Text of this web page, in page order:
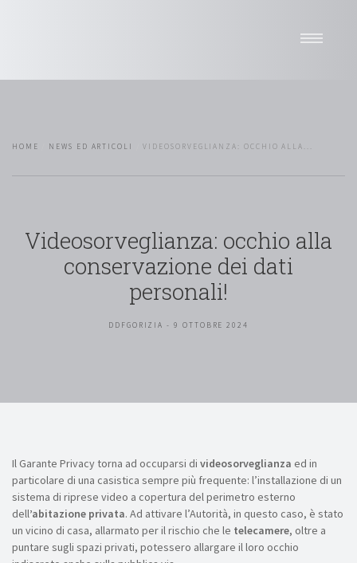
News
Pro bono
Selettore di lingua
HOME NEWS ED ARTICOLI VIDEOSORVEGLIANZA: OCCHIO ALLA...
Videosorveglianza: occhio alla
conservazione dei dati
personali!
DDFGORIZIA - 9 OTTOBRE 2024
Il Garante Privacy torna ad occuparsi di videosorveglianza ed in
particolare di una casistica sempre più frequente: l’installazione di un
sistema di riprese video a copertura del perimetro esterno
dell’abitazione privata. Ad attivare l’Autorità, in questo caso, è stato
un vicino di casa, allarmato per il rischio che le telecamere, oltre a
puntare sugli spazi privati, potessero allargare il loro occhio